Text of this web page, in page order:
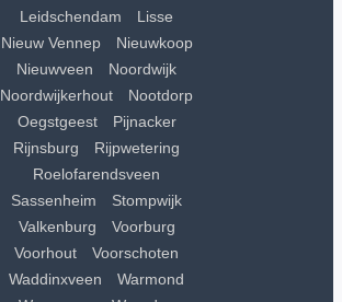
Leidschendam
Lisse
Nieuw Vennep
Nieuwkoop
Nieuwveen
Noordwijk
Noordwijkerhout
Nootdorp
Oegstgeest
Pijnacker
Rijnsburg
Rijpwetering
Roelofarendsveen
Sassenheim
Stompwijk
Valkenburg
Voorburg
Voorhout
Voorschoten
Waddinxveen
Warmond